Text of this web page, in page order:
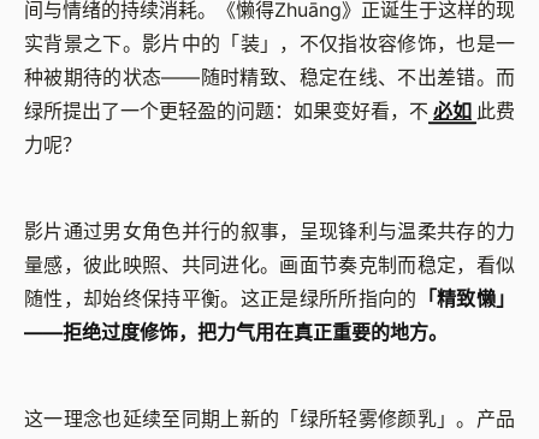
间与情绪的持续消耗。《懒得Zhuāng》正诞生于这样的现
实背景之下。影片中的「装」，不仅指妆容修饰，也是一
种被期待的状态——随时精致、稳定在线、不出差错。而
绿所提出了一个更轻盈的问题：如果变好看，不 必如 此费
力呢？
影片通过男女角色并行的叙事，呈现锋利与温柔共存的力
量感，彼此映照、共同进化。画面节奏克制而稳定，看似
随性，却始终保持平衡。这正是绿所所指向的 「精致懒」
——拒绝过度修饰，把力气用在真正重要的地方。
这一理念也延续至同期上新的「绿所轻雾修颜乳」。产品